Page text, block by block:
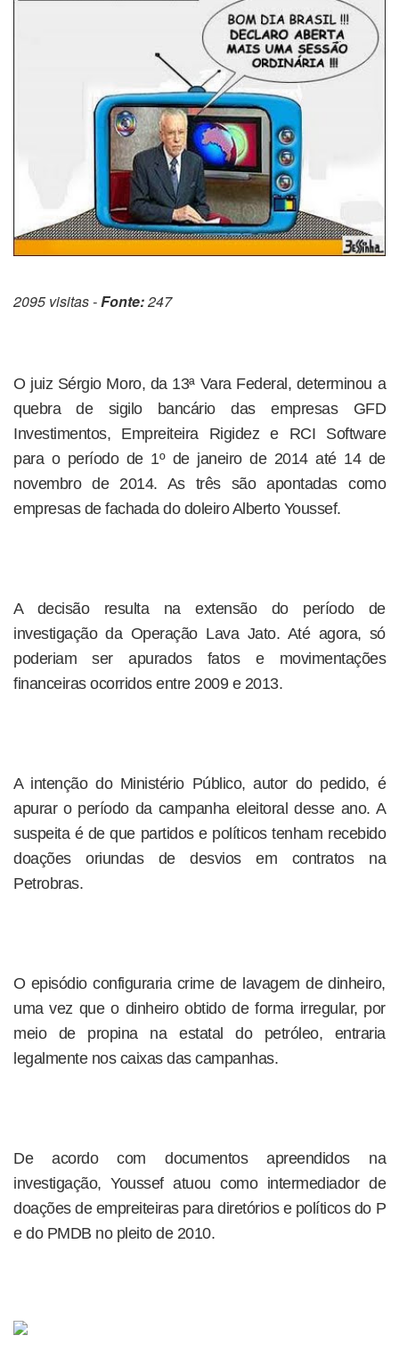
2095 visitas -Fonte:247
O juiz Sérgio Moro, da 13ª Vara Federal, determinou a
quebra de sigilo bancário das empresas GFD
Investimentos, Empreiteira Rigidez e RCI Software
para o período de 1º de janeiro de 2014 até 14 de
novembro de 2014. As três são apontadas como
empresas de fachada do doleiro Alberto Youssef.
A decisão resulta na extensão do período de
investigação da Operação Lava Jato. Até agora, só
poderiam ser apurados fatos e movimentações
financeiras ocorridos entre 2009 e 2013.
A intenção do Ministério Público, autor do pedido, é
apurar o período da campanha eleitoral desse ano. A
suspeita é de que partidos e políticos tenham recebido
doações oriundas de desvios em contratos na
Petrobras.
O episódio configuraria crime de lavagem de dinheiro,
uma vez que o dinheiro obtido de forma irregular, por
meio de propina na estatal do petróleo, entraria
legalmente nos caixas das campanhas.
De acordo com documentos apreendidos na
investigação, Youssef atuou como intermediador de
doações de empreiteiras para diretórios e políticos do P
e do PMDB no pleito de 2010.